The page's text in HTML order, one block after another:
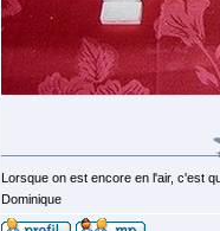
Lorsque on est encore en l'air, c'est
Dominique